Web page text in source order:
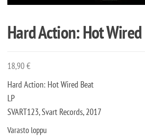
Hard Action: Hot
18,90€
Hard Action: Hot Wired Beat
LP
SVART123, Svart Records, 2017
Varasto loppu